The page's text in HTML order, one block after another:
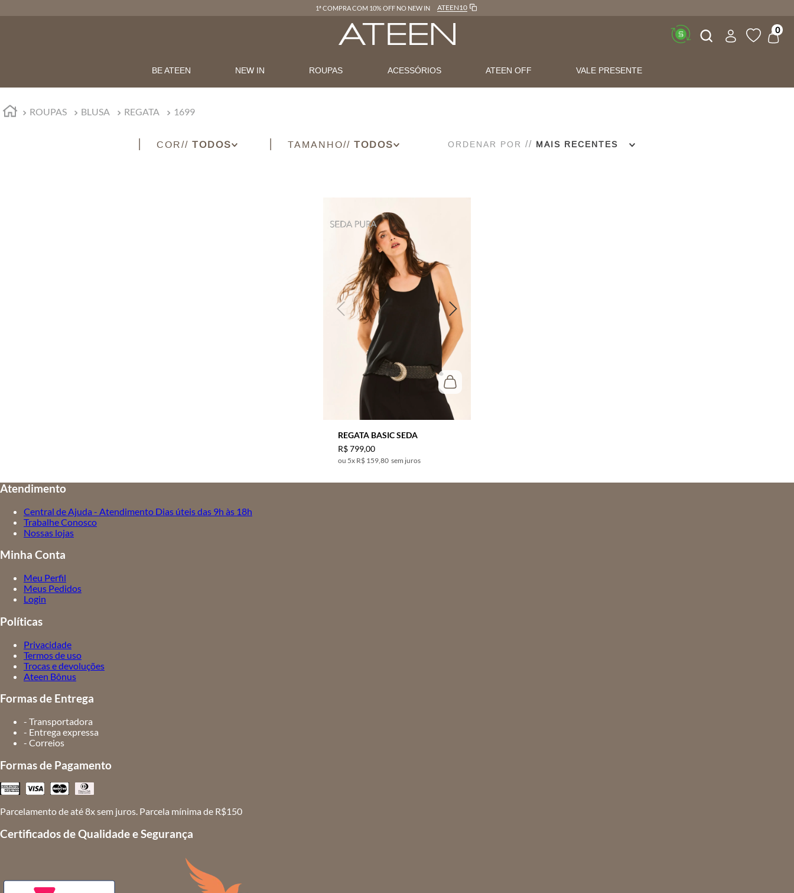
1ª COMPRA COM 10% OFF NO NEW IN ATEEN10
Buscar 0
BE ATEEN NEW IN ROUPAS ACESSÓRIOS ATEEN OFF VALE PRESENTE
ROUPAS BLUSA REGATA 1699
COR TAMANHO ORDENAR POR MAIS RECENTES
REGATA BASIC SEDA
R$ 799,00
5x R$ 159,80 sem juros
Atendimento
Central de Ajuda - Atendimento Dias úteis das 9h às 18h
Trabalhe Conosco
Nossas lojas
Minha Conta
Meu Perfil
Meus Pedidos
Login
Políticas
Privacidade
Termos de uso
Trocas e devoluções
Ateen Bônus
Formas de Entrega
- Transportadora
- Entrega expressa
- Correios
Formas de Pagamento
Parcelamento de até 8x sem juros. Parcela mínima de R$150
Certificados de Qualidade e Segurança